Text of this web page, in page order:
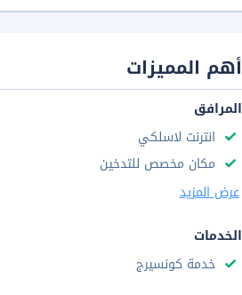
أهم المميزات
المرافق
انترنت لاسلكي
مكان مخصص للتدخين
عرض المزيد
الخدمات
خدمة كونسيرج